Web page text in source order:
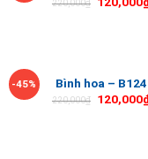
220,000₫
-45% Bình hoa – B124
220,000₫ 120,000